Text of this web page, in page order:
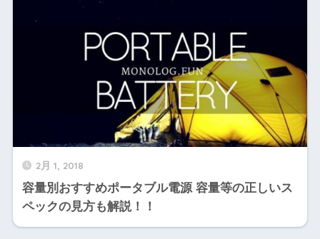
2月 1, 2018
容量別おすすめポータブル電源 容量等の正しいス
ペックの見方も解説！！